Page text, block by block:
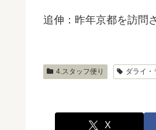
追伸：昨年京都を訪問
4.スタッフ便り ダライ・
X